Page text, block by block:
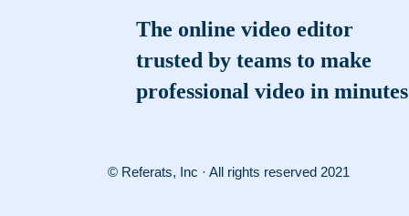
The online video editor
trusted by teams to make
professional video in minutes
© Referats, Inc · All rights reserved 2021